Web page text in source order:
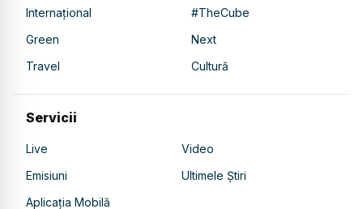
Internațional
#TheCube
Green
Next
Travel
Cultură
Servicii
Live
Video
Emisiuni
Ultimele Știri
Aplicația Mobilă